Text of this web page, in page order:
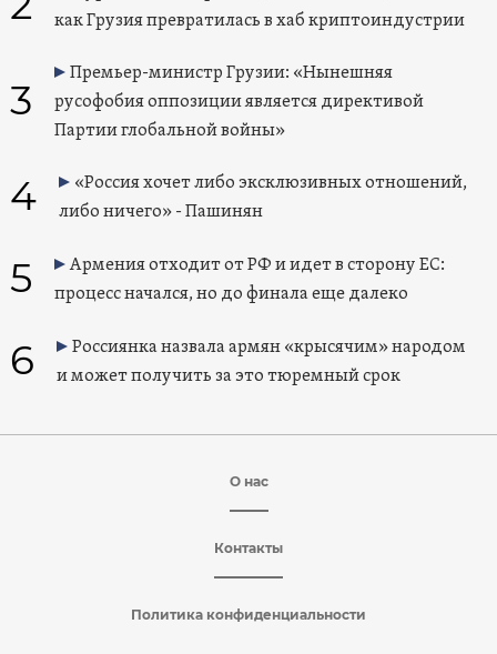
как Грузия превратилась в хаб криптоиндустрии
3
Премьер-министр Грузии: «Нынешняя
русофобия оппозиции является директивой
Партии глобальной войны»
4
«Россия хочет либо эксклюзивных отношений,
либо ничего» - Пашинян
5
Армения отходит от РФ и идет в сторону ЕС:
процесс начался, но до финала еще далеко
6
Россиянка назвала армян «крысячим» народом
и может получить за это тюремный срок
О нас
Контакты
Политика конфиденциальности